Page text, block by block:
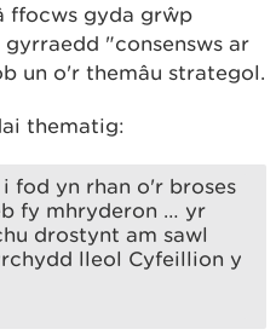
ffocws gyda grŵp
"consensws ar
un o'r themâu strategol.
thematig:
fod yn rhan o'r broses
fy mhryderon … yr
drostynt am sawl
lleol Cyfeillion y